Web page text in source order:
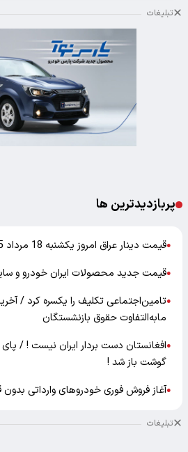
تبلیغات
پربازدیدترین ها
●قیمت دینار عراق امروز یکشنبه 18 مرداد 1405
●قیمت جدید محصولات ایران خودرو و
●تامین‌اجتماعی تکلیف را یکسره کرد /
مابه‌التفاوت حقوق بازنشستگان
●افغانستان دست بردار ایران نیست ! / پای
گوشت باز شد !
●آغاز فروش فوری خودروهای وارداتی بدون
تبلیغات